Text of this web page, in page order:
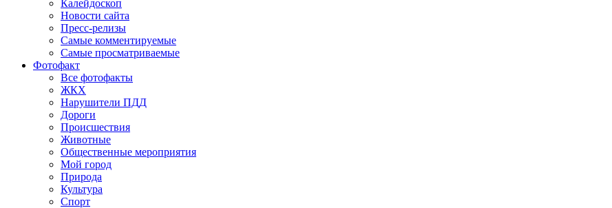
Калейдоскоп
Новости сайта
Пресс-релизы
Самые комментируемые
Самые просматриваемые
Фотофакт
Все фотофакты
ЖКХ
Нарушители ПДД
Дороги
Происшествия
Животные
Общественные мероприятия
Мой город
Природа
Культура
Спорт